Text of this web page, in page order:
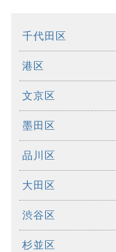
千代田区
港区
文京区
墨田区
品川区
大田区
渋谷区
杉並区